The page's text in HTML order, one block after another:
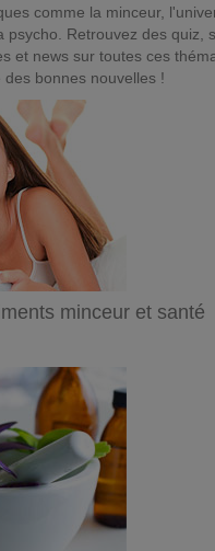
comme la minceur,
psycho. Retrouvez des quiz,
et news sur toutes ces
bonnes nouvelles !
minceur et santé